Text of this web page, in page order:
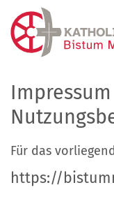
Zum Inhalt springen
Für das
https://